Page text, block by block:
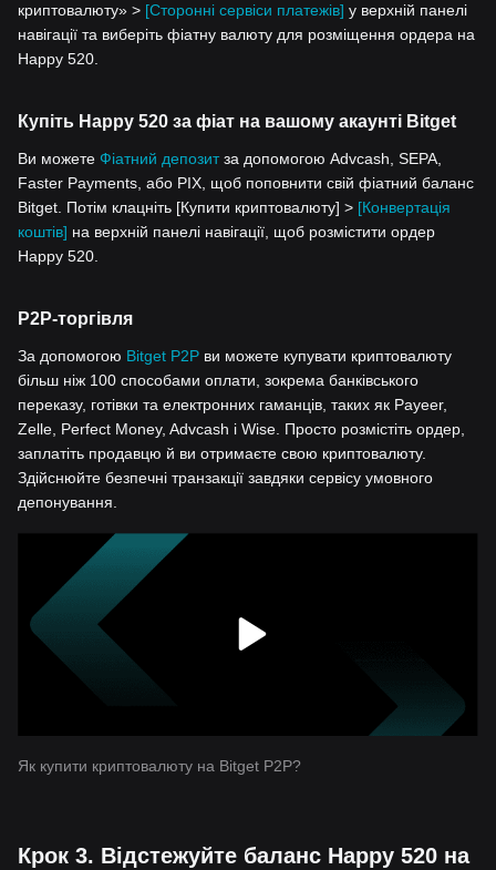
криптовалюту» > [Сторонні сервіси платежів] у верхній панелі
навігації та виберіть фіатну валюту для розміщення ордера на
Happy 520.
Купіть Happy 520 за фіат на вашому акаунті Bitget
Ви можете Фіатний депозитза допомогою Advcash, SEPA,
Faster Payments, або PIX, щоб поповнити свій фіатний баланс
Bitget. Потім клацніть [Купити криптовалюту] > [Конвертація
коштів] на верхній панелі навігації, щоб розмістити ордер
Happy 520.
P2P-торгівля
За допомогою Bitget P2P ви можете купувати криптовалюту
більш ніж 100 способами оплати, зокрема банківського
переказу, готівки та електронних гаманців, таких як Payeer,
Zelle, Perfect Money, Advcash і Wise. Просто розмістіть ордер,
заплатіть продавцю й ви отримаєте свою криптовалюту.
Здійснюйте безпечні транзакції завдяки сервісу умовного
депонування.
Як купити криптовалюту на Bitget P2P?
Крок 3. Відстежуйте баланс Happy 520 на